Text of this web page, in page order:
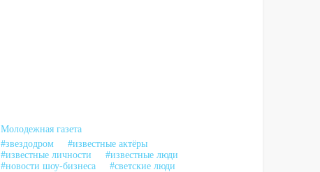
Молодежная газета
#звездодром
#известные актёры
#известные личности
#известные люди
#новости шоу-бизнеса
#светские люди